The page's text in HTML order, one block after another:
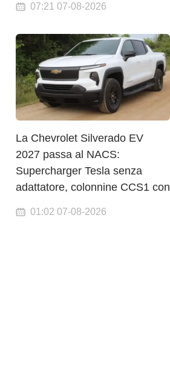
07:21 07-08-2026
La Chevrolet Silverado EV
2027 passa al NACS:
Supercharger Tesla senza
adattatore, colonnine CCS1 con
01:02 07-08-2026